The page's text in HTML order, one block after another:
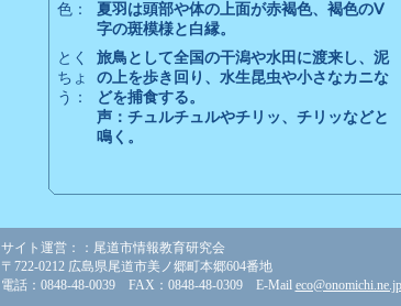
色：
夏羽は頭部や体の上面が赤褐色、褐色のⅤ
字の斑模様と白縁。
とく
ちょ
う：
旅鳥として全国の干潟や水田に渡来し、泥
の上を歩き回り、水生昆虫や小さなカニな
どを捕食する。
声：チュルチュルやチリッ、チリッなどと
鳴く。
サイト運営：：尾道市情報教育研究会
〒722-0212 広島県尾道市美ノ郷町本郷604番地
電話：0848-48-0039 FAX：0848-48-0309 E-Mail eco@onomichi.ne.jp